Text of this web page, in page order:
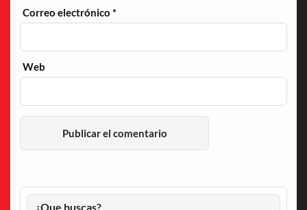
Correo electrónico*
Web
¿Que buscas?